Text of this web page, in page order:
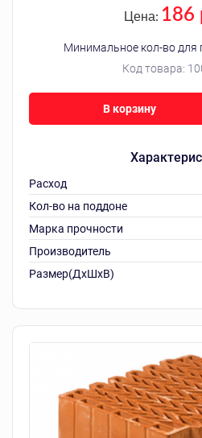
Код товара:
Цена: 186
Минимальное кол-во для
Расход
Кол-во на поддоне
Марка прочности
Производитель
Размер(ДхШхВ)
В корзину